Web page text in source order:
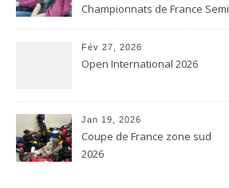
Championnats de France Semi
Fév 27, 2026
Open International 2026
Jan 19, 2026
Coupe de France zone sud
2026